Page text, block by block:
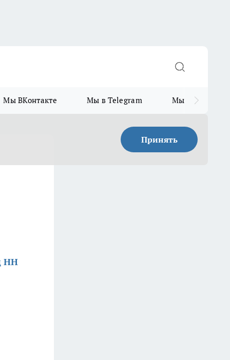
Мы ВКонтакте Мы в Telegram Мы в MAX
Принять
НН